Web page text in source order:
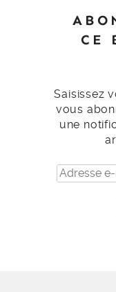
CE
Saisissez
vous
une
Adresse
e-